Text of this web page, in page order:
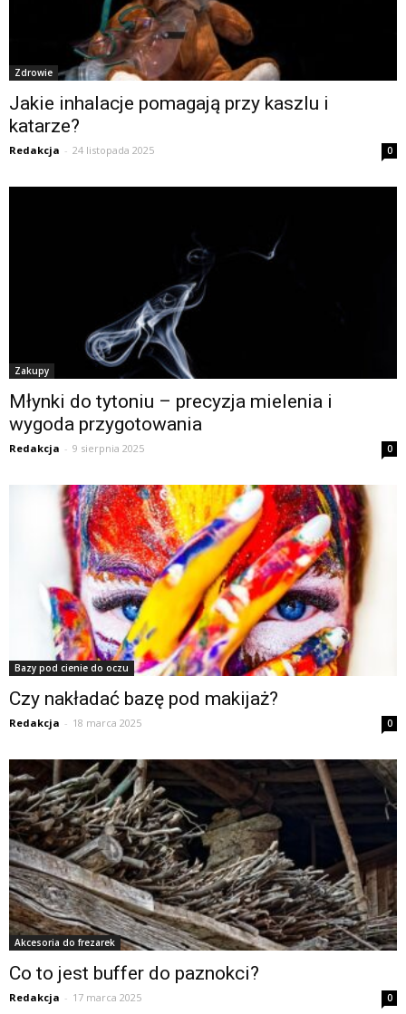
Zdrowie
Jakie inhalacje pomagają przy kaszlu i
katarze?
Redakcja - 24 listopada 2025 0
Zakupy
Młynki do tytoniu – precyzja mielenia i
wygoda przygotowania
Redakcja - 9 sierpnia 2025 0
Bazy pod cienie do oczu
Czy nakładać bazę pod makijaż?
Redakcja - 18 marca 2025 0
Akcesoria do frezarek
Co to jest buffer do paznokci?
Redakcja - 17 marca 2025 0